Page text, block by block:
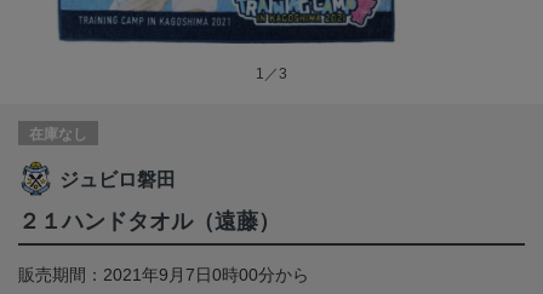
1／3
在庫なし
ジュビロ磐田
２１ハンドタオル（遠藤）
販売期間：2021年9月7日0時00分から